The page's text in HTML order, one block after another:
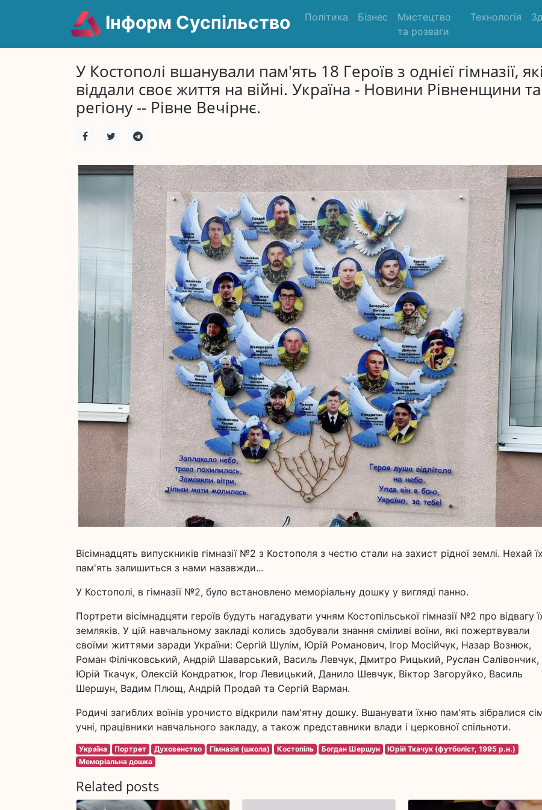
Інформ Суспільство Політика Бізнес
Мистецтво
та розваги
Технологія
У Костополі вшанували пам'ять 18 Героїв з однієї гімназії, які
віддали своє життя на війні. Україна - Новини Рівненщини та
регіону -- Рівне Вечірнє.
Вісімнадцять випускників гімназії №2 з Костополя з честю стали на захист рідної землі. Нехай
пам'ять залишиться з нами назавжди...
У Костополі, в гімназії №2, було встановлено меморіальну дошку у вигляді панно.
Портрети вісімнадцяти героїв будуть нагадувати учням Костопільської гімназії №2 про відвагу
земляків. У цій навчальному закладі колись здобували знання сміливі воїни, які пожертвували
своїми життями заради України: Сергій Шулім, Юрій Романович, Ігор Мосійчук, Назар Вознюк,
Роман Філічковський, Андрій Шаварський, Василь Левчук, Дмитро Рицький, Руслан Салівончик,
Юрій Ткачук, Олексій Кондратюк, Ігор Левицький, Данило Шевчук, Віктор Загоруйко, Василь
Шершун, Вадим Плющ, Андрій Продай та Сергій Варман.
Родичі загиблих воїнів урочисто відкрили пам'ятну дошку. Вшанувати їхню пам'ять зібралися
учні, працівники навчального закладу, а також представники влади і церковної спільноти.
Україна Портрет Духовенство Гімназія (школа) Костопіль Богдан Шершун
Юрій Ткачук (футболіст, 1995 р.н.)
Меморіальна дошка
Related posts